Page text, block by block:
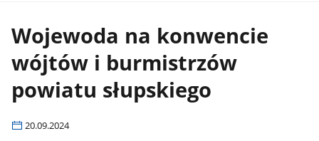
Wojewoda na konwencie
wójtów i burmistrzów
powiatu słupskiego
20.09.2024